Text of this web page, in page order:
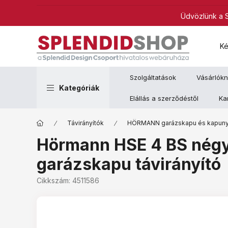
Üdvözlünk a
Kategóriák
Szolgáltatások
Elállás a szerződéstől
Távirányítók HÖRMANN garázskapu és
Hörmann HSE 4 BS
garázskapu távirányító
Cikkszám: 4511586